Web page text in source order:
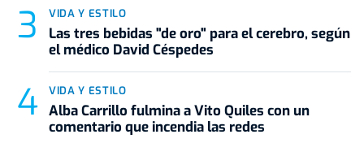
VIDA Y ESTILO
Las tres bebidas "de oro" para el cerebro, según
el médico David Céspedes
VIDA Y ESTILO
Alba Carrillo fulmina a Vito Quiles con un
comentario que incendia las redes